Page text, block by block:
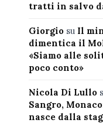
tratti in salvo
Giorgiosu Il
dimentica il
«Siamo alle
poco conto»
Nicola Di Lullo
Sangro,
nasce dalla